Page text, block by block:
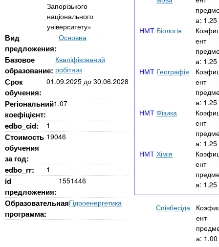
n
f
o
Запорізького
національного
університету»
Вид
предложения:
Основна
Базовое
образование:
Кваліфікований
робітник
Срок
обучения:
01.09.2025до 30.06.2028
Регіональний
коефіцієнт:
1.07
edbo_cid: 1
Стоимость
обучения
за год:
19046
edbo_rr: 1
id
предложения:
1551446
Образовательная
программа:
Гідроенергетика
а: 1.25
Біологія
ент
а: 1.25
Географія
ент
а: 1.25
Фізика
ент
а: 1.25
Хімія
ент
а: 1.25
Співбесіда
ент
а: 1.00